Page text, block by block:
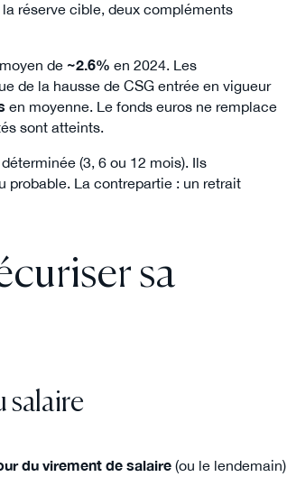
réserve cible, deux compléments
de ~2.6% en 2024. Les
de la hausse de CSG entrée en vigueur
en moyenne. Le fonds euros ne remplace
sont atteints.
(3, 6 ou 12 mois). Ils
probable. La contrepartie : un retrait
sa
salaire
du virement de salaire (ou le lendemain)